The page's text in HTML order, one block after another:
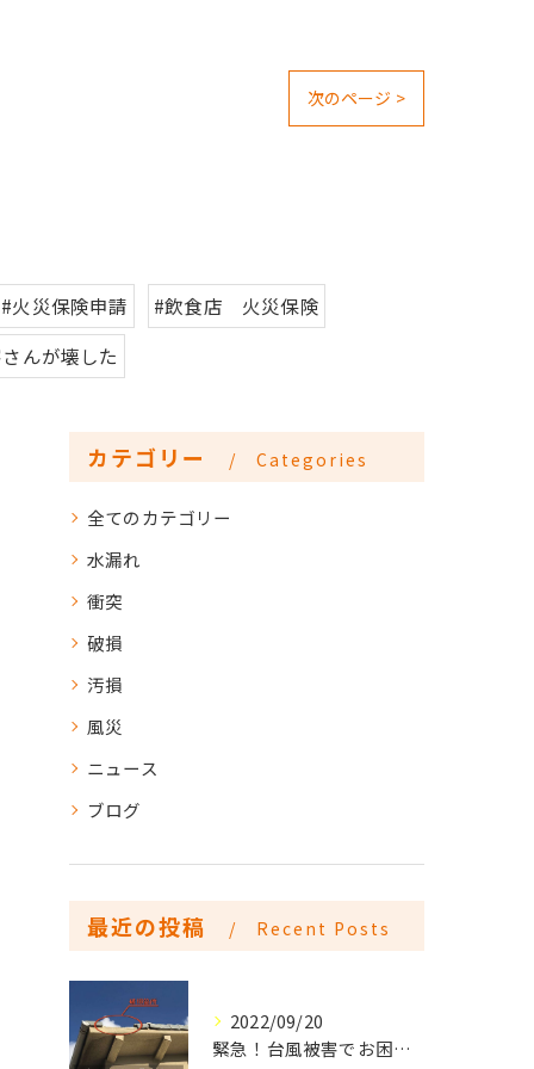
次のページ >
#火災保険申請
#飲食店 火災保険
んが壊した
カテゴリー Categories
全てのカテゴリー
水漏れ
衝突
破損
汚損
風災
ニュース
ブログ
最近の投稿 Recent Posts
2022/09/20
緊急！台風被害でお困りの方はご連絡下さい